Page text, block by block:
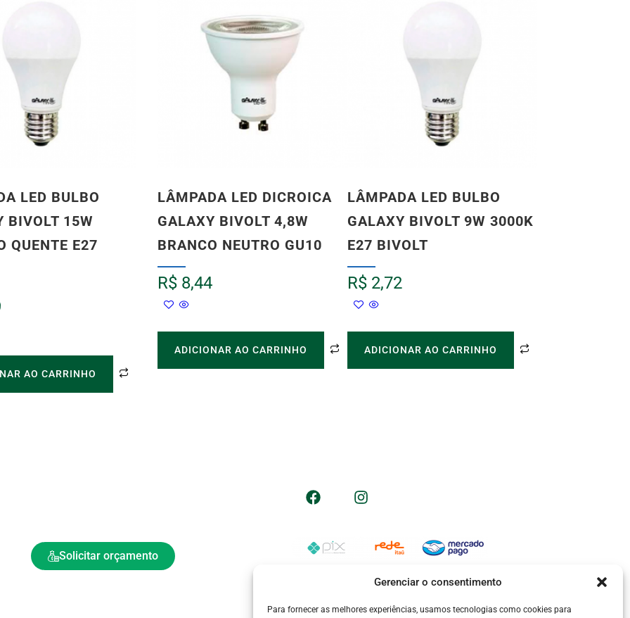
Gerenciar o consentimento
Para fornecer as melhores experiências, usamos tecnologias como cookies para
LED BULBO
BIVOLT 15W
QUENTE E27
AO CARRINHO
LÂMPADA LED DICROICA
GALAXY BIVOLT 4,8W
BRANCO NEUTRO GU10
R$ 8,44
ADICIONAR AO CARRINHO
LÂMPADA LED BULBO
GALAXY BIVOLT 9W 3000K
E27 BIVOLT
R$ 2,72
ADICIONAR AO CARRINHO
Solicitar orçamento